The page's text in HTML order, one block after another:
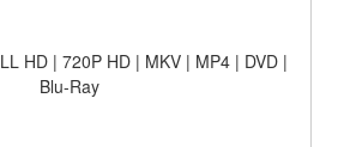
HD | 720P HD | MKV | MP4 | DVD |
Blu-Ray